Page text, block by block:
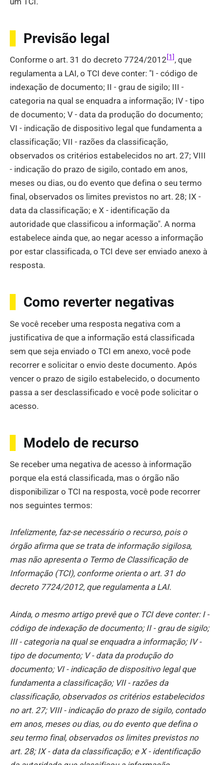
Previsão legal
Conforme o art. 31 do decreto 7724/2012 [1] , que
regulamenta a LAI, o TCI deve conter: "I - código de
indexação de documento; II - grau de sigilo; III -
categoria na qual se enquadra a informação; IV - tipo
de documento; V - data da produção do documento;
VI - indicação de dispositivo legal que fundamenta a
classificação; VII - razões da classificação,
observados os critérios estabelecidos no art. 27; VIII
- indicação do prazo de sigilo, contado em anos,
meses ou dias, ou do evento que defina o seu termo
final, observados os limites previstos no art. 28; IX -
data da classificação; e X - identificação da
autoridade que classificou a informação". A norma
estabelece ainda que, ao negar acesso a informação
por estar classificada, o TCI deve ser enviado anexo à
resposta.
Como reverter negativas
Se você receber uma resposta negativa com a
justificativa de que a informação está classificada
sem que seja enviado o TCI em anexo, você pode
recorrer e solicitar o envio deste documento. Após
vencer o prazo de sigilo estabelecido, o documento
passa a ser desclassificado e você pode solicitar o
acesso.
Modelo de recurso
Se receber uma negativa de acesso à informação
porque ela está classificada, mas o órgão não
disponibilizar o TCI na resposta, você pode recorrer
nos seguintes termos:
Infelizmente, faz-se necessário o recurso, pois o
órgão afirma que se trata de informação sigilosa,
mas não apresenta o Termo de Classificação de
Informação (TCI), conforme orienta o art. 31 do
decreto 7724/2012, que regulamenta a LAI.
Ainda, o mesmo artigo prevê que o TCI deve conter: I -
código de indexação de documento; II - grau de sigilo;
III - categoria na qual se enquadra a informação; IV -
tipo de documento; V - data da produção do
documento; VI - indicação de dispositivo legal que
fundamenta a classificação; VII - razões da
classificação, observados os critérios estabelecidos
no art. 27; VIII - indicação do prazo de sigilo, contado
em anos, meses ou dias, ou do evento que defina o
seu termo final, observados os limites previstos no
art. 28; IX - data da classificação; e X - identificação